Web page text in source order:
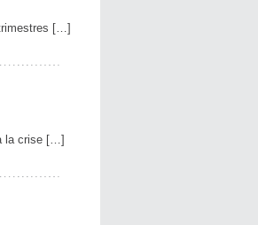
[…]
la crise […]